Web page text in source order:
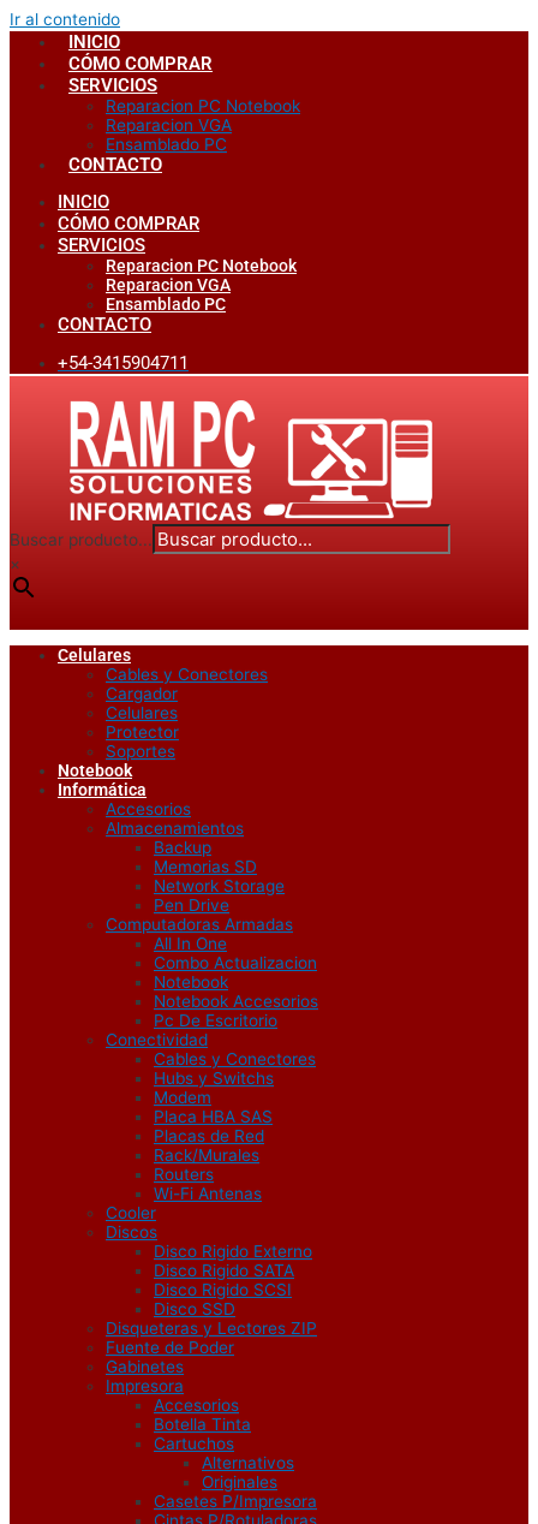
Ir al contenido
INICIO
CÓMO COMPRAR
SERVICIOS
Reparacion PC Notebook
Reparacion VGA
Ensamblado PC
CONTACTO
INICIO
CÓMO COMPRAR
SERVICIOS
Reparacion PC Notebook
Reparacion VGA
Ensamblado PC
CONTACTO
+54-3415904711
Buscar producto...
×
Celulares
Cables y Conectores
Cargador
Celulares
Protector
Soportes
Notebook
Informática
Accesorios
Almacenamientos
Backup
Memorias SD
Network Storage
Pen Drive
Computadoras Armadas
All In One
Combo Actualizacion
Notebook
Notebook Accesorios
Pc De Escritorio
Conectividad
Cables y Conectores
Hubs y Switchs
Modem
Placa HBA SAS
Placas de Red
Rack/Murales
Routers
Wi-Fi Antenas
Cooler
Discos
Disco Rigido Externo
Disco Rigido SATA
Disco Rigido SCSI
Disco SSD
Disqueteras y Lectores ZIP
Fuente de Poder
Gabinetes
Impresora
Accesorios
Botella Tinta
Cartuchos
Alternativos
Originales
Casetes P/Impresora